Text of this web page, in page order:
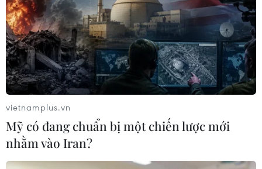
Bất chấp COVID-19, doanh số bán ôtô của
Honda Việt Nam tăng 40%
11/04/2020 02:49
vietnamplus.vn
Mỹ có đang chuẩn bị một chiến lược mới
nhằm vào Iran?